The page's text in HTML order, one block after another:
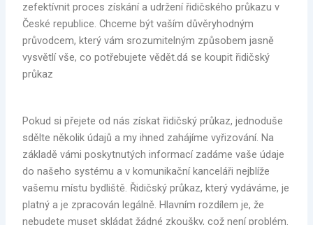
zefektívnit proces získání a udržení řidičského průkazu v
České republice. Chceme být vaším důvěryhodným
průvodcem, který vám srozumitelným způsobem jasně
vysvětlí vše, co potřebujete vědět.dá se koupit řidičský
průkaz
Pokud si přejete od nás získat řidičský průkaz, jednoduše
sdělte několik údajů a my ihned zahájíme vyřizování. Na
základě vámi poskytnutých informací zadáme vaše údaje
do našeho systému a v komunikační kanceláři nejblíže
vašemu místu bydliště. Řidičský průkaz, který vydáváme, je
platný a je zpracován legálně. Hlavním rozdílem je, že
nebudete muset skládat žádné zkoušky, což není problém.